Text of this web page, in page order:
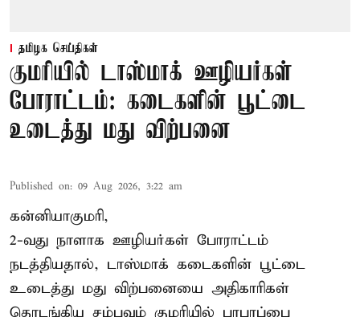
தமிழக செய்திகள்
குமரியில் டாஸ்மாக் ஊழியர்கள்
போராட்டம்: கடைகளின் பூட்டை
உடைத்து மது விற்பனை
Published on: 09 Aug 2026, 3:22 am
கன்னியாகுமரி,
2-வது நாளாக ஊழியர்கள் போராட்டம்
நடத்தியதால், டாஸ்மாக் கடைகளின் பூட்டை
உடைத்து மது விற்பனையை அதிகாரிகள்
தொடங்கிய சம்பவம் குமரியில் பரபரப்பை